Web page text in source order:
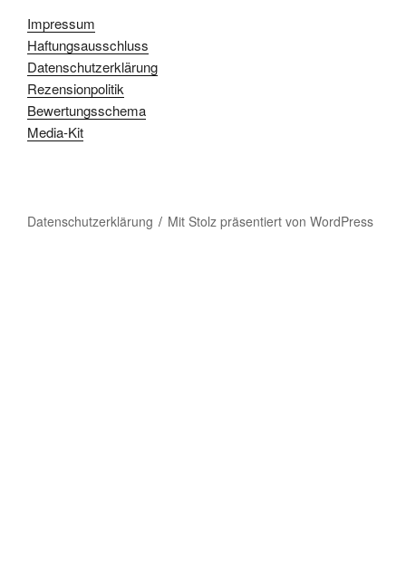
Impressum
Haftungsausschluss
Datenschutzerklärung
Rezensionpolitik
Bewertungsschema
Media-Kit
Datenschutzerklärung Mit Stolz präsentiert von WordPress